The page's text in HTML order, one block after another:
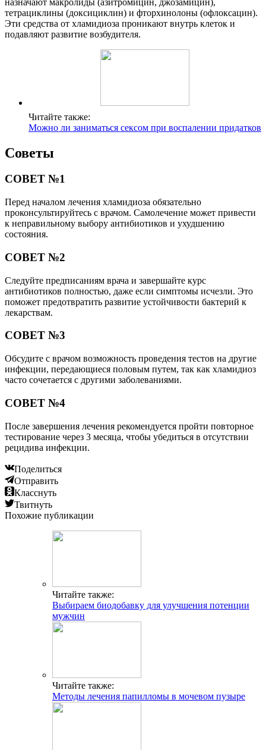
тетрациклины (доксициклин) и фторхинолоны (офлоксацин).
Эти средства от хламидиоза проникают внутрь клеток и
подавляют развитие возбудителя.
Читайте также:
Можно ли заниматься сексом при воспалении придатков
Советы
СОВЕТ №1
Перед началом лечения хламидиоза обязательно
проконсультируйтесь с врачом. Самолечение может привести
к неправильному выбору антибиотиков и ухудшению
состояния.
СОВЕТ №2
Следуйте предписаниям врача и завершайте курс
антибиотиков полностью, даже если симптомы исчезли. Это
поможет предотвратить развитие устойчивости бактерий к
лекарствам.
СОВЕТ №3
Обсудите с врачом возможность проведения тестов на другие
инфекции, передающиеся половым путем, так как хламидиоз
часто сочетается с другими заболеваниями.
СОВЕТ №4
После завершения лечения рекомендуется пройти повторное
тестирование через 3 месяца, чтобы убедиться в отсутствии
рецидива инфекции.
Поделиться
Отправить
Класснуть
Твитнуть
Похожие публикации
Читайте также:
Выбираем биодобавку для улучшения потенции
мужчин
Читайте также:
Методы лечения папилломы в мочевом пузыре